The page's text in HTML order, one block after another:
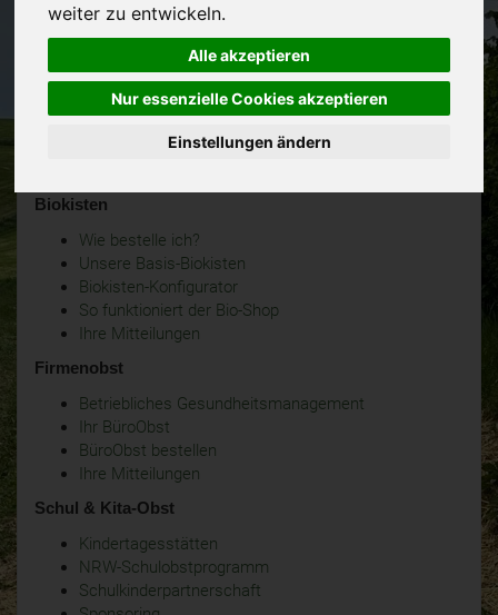
weiter zu entwickeln.
Alle akzeptieren
Nur essenzielle Cookies akzeptieren
Einstellungen ändern
Biokisten
Wie bestelle ich?
Unsere Basis-Biokisten
Biokisten-Konfigurator
So funktioniert der Bio-Shop
Ihre Mitteilungen
Firmenobst
Betriebliches Gesundheitsmanagement
Ihr BüroObst
BüroObst bestellen
Ihre Mitteilungen
Schul & Kita-Obst
Kindertagesstätten
NRW-Schulobstprogramm
Schulkinderpartnerschaft